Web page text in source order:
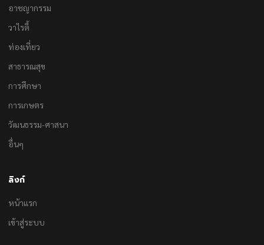
อาชญากรรม
วาไรตี้
ท่องเที่ยว
สาธารณสุข
การศึกษา
การเกษตร
วัฒนธรรม-ศาสนา
อื่นๆ
ลิงก์
หน้าแรก
เข้าสู่ระบบ